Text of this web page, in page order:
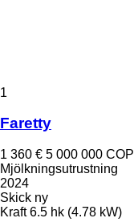
1
Faretty
1 360 € 5 000 000 COP
Mjölkningsutrustning
2024
Skick ny
Kraft 6.5 hk (4.78 kW)